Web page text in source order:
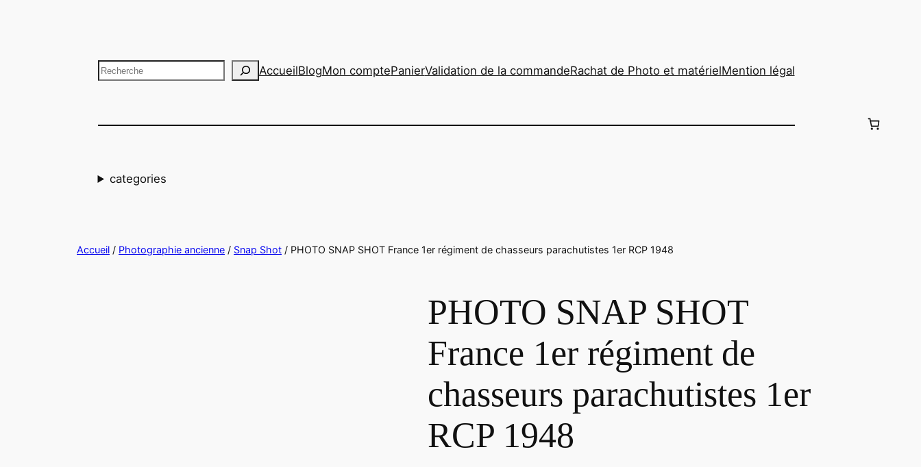
Recherche
AccueilBlogMon comptePanierValidation de la commandeRachat de Photo et matérielMention légal
categories
Accueil / Photographie ancienne / Snap Shot / PHOTO SNAP SHOT France 1er régiment de chasseurs parachutistes 1er RCP 1948
PHOTO SNAP SHOT
France 1er régiment de
chasseurs parachutistes 1er
RCP 1948